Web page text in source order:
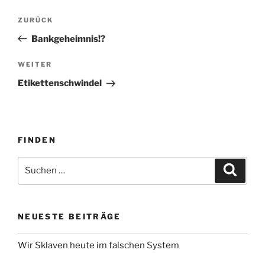
Beitragsnavigation
Vorheriger
Beitrag
ZURÜCK
Bankgeheimnis!?
Nächster
Beitrag
WEITER
Etikettenschwindel
FINDEN
nach:
NEUESTE BEITRÄGE
Wir Sklaven heute im falschen System